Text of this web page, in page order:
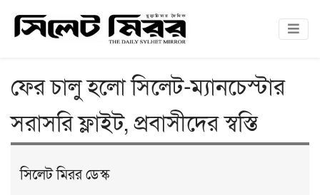
ফের চালু হলো সিলেট-ম্যানচেস্টার
সরাসরি ফ্লাইট, প্রবাসীদের স্বস্তি
সিলেট মিরর ডেস্ক